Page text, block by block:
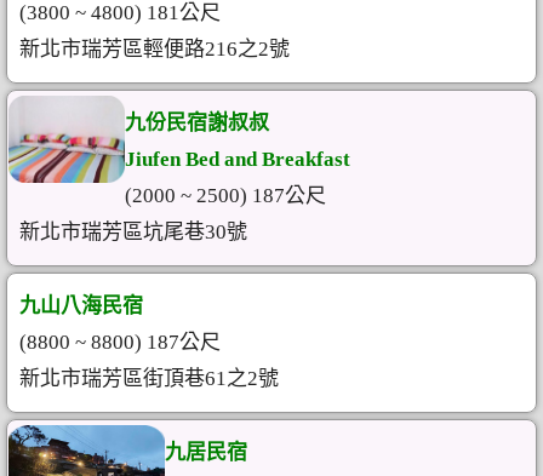
(3800 ~ 4800) 181公尺
新北市瑞芳區輕便路216之2號
九份民宿謝叔叔
Jiufen Bed and Breakfast
(2000 ~ 2500) 187公尺
新北市瑞芳區坑尾巷30號
九山八海民宿
(8800 ~ 8800) 187公尺
新北市瑞芳區街頂巷61之2號
九居民宿